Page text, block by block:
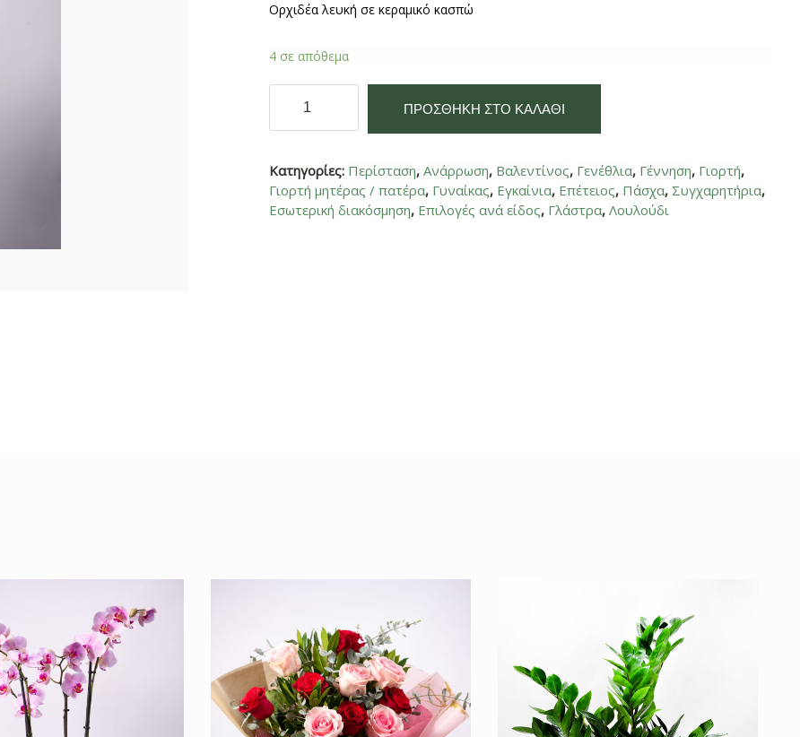
Ορχιδέα λευκή σε κεραμικό κασπώ
4 σε απόθεμα
ποσότητα
ΠΡΟΣΘΉΚΗ ΣΤΟ ΚΑΛΆΘΙ
Κατηγορίες: Περίσταση, Ανάρρωση, Βαλεντίνος, Γενέθλια, Γέννηση, Γιορτή,
Γιορτή μητέρας / πατέρα, Γυναίκας, Εγκαίνια, Επέτειος, Πάσχα, Συγχαρητήρια,
Εσωτερική διακόσμηση, Επιλογές ανά είδος, Γλάστρα, Λουλούδι